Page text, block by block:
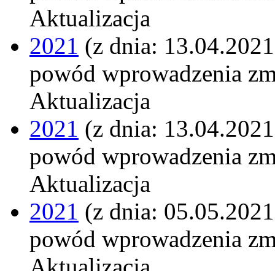
Aktualizacja
2021 (z dnia:
powód wprowadzenia
Aktualizacja
2021 (z dnia:
powód wprowadzenia
Aktualizacja
2021 (z dnia:
powód wprowadzenia